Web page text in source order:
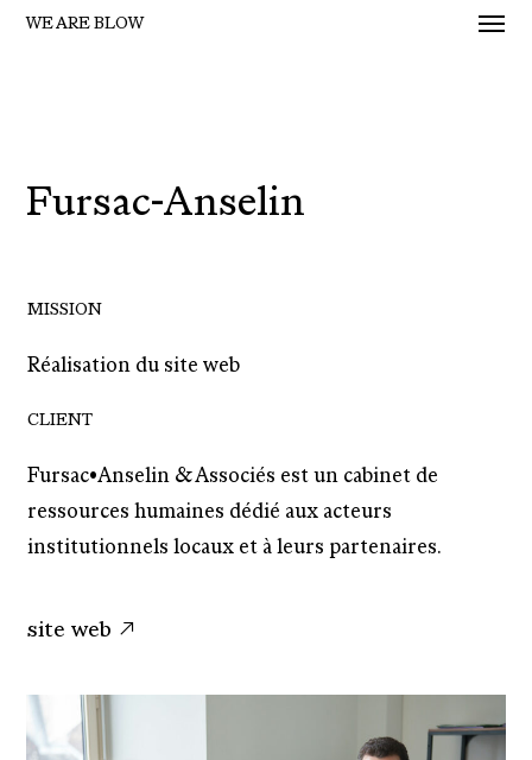
SkipWE ARE BLOW
Menu
Fursac-Anselin
MISSION
Réalisation du site web
CLIENT
Fursac•Anselin & Associés est un cabinet de
ressources humaines dédié aux acteurs
institutionnels locaux et à leurs partenaires.
site web